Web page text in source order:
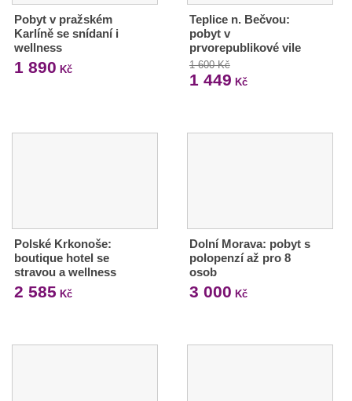
Pobyt v pražském
Karlíně se snídaní i
wellness
1 890 Kč
Teplice n. Bečvou:
pobyt v
prvorepublikové vile
1 600 Kč
1 449 Kč
Polské Krkonoše:
boutique hotel se
stravou a wellness
2 585 Kč
Dolní Morava: pobyt s
polopenzí až pro 8
osob
3 000 Kč